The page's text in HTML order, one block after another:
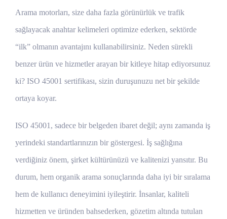
Arama motorları, size daha fazla görünürlük ve trafik
sağlayacak anahtar kelimeleri optimize ederken, sektörde
“ilk” olmanın avantajını kullanabilirsiniz. Neden sürekli
benzer ürün ve hizmetler arayan bir kitleye hitap ediyorsunuz
ki? ISO 45001 sertifikası, sizin duruşunuzu net bir şekilde
ortaya koyar.
ISO 45001, sadece bir belgeden ibaret değil; aynı zamanda iş
yerindeki standartlarınızın bir göstergesi. İş sağlığına
verdiğiniz önem, şirket kültürünüzü ve kalitenizi yansıtır. Bu
durum, hem organik arama sonuçlarında daha iyi bir sıralama
hem de kullanıcı deneyimini iyileştirir. İnsanlar, kaliteli
hizmetten ve üründen bahsederken, gözetim altında tutulan